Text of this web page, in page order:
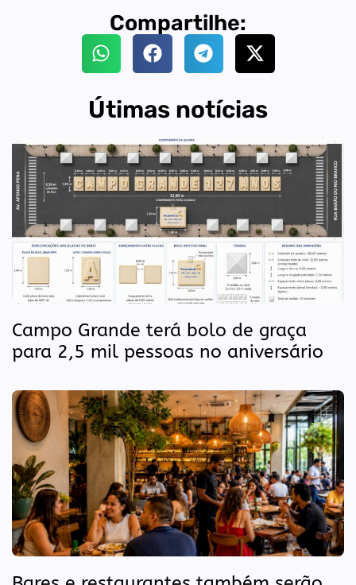
Compartilhe:
Útimas notícias
Campo Grande terá bolo de graça
para 2,5 mil pessoas no aniversário